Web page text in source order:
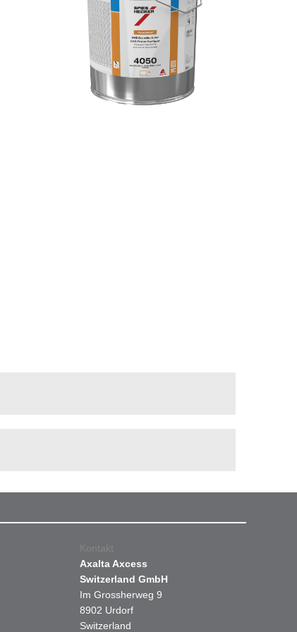
Kontakt
Axalta Axcess
Switzerland GmbH
Im Grossherweg 9
8902 Urdorf
Switzerland